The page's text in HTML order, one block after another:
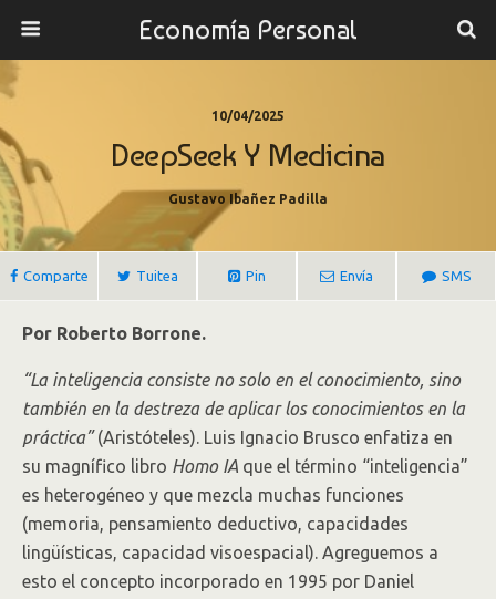
Economía Personal
10/04/2025
DeepSeek Y Medicina
Gustavo Ibañez Padilla
Comparte Tuitea Pin Envía SMS
Por Roberto Borrone.
“La inteligencia consiste no solo en el conocimiento, sino
también en la destreza de aplicar los conocimientos en la
práctica”(Aristóteles). Luis Ignacio Brusco enfatiza en
su magnífico libro Homo IA que el término “inteligencia”
es heterogéneo y que mezcla muchas funciones
(memoria, pensamiento deductivo, capacidades
lingüísticas, capacidad visoespacial). Agreguemos a
esto el concepto incorporado en 1995 por Daniel